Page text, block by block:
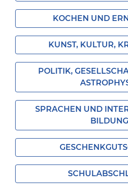
KOCHEN UND
KUNST, KULTUR,
POLITIK,
SPRACHEN UND
BILDUNG